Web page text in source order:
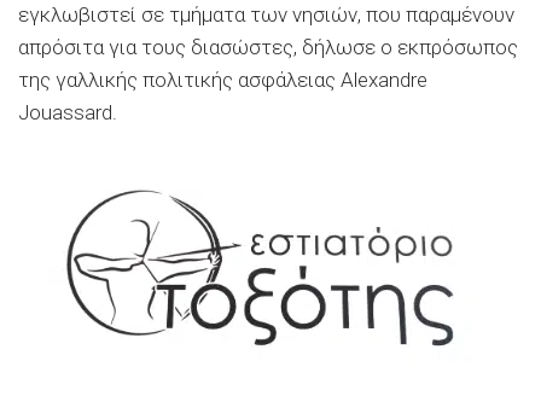
εγκλωβιστεί σε τμήματα των νησιών, που παραμένουν
απρόσιτα για τους διασώστες, δήλωσε ο εκπρόσωπος
της γαλλικής πολιτικής ασφάλειας Alexandre
Jouassard.